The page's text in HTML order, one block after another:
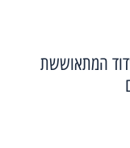
המתאוששת